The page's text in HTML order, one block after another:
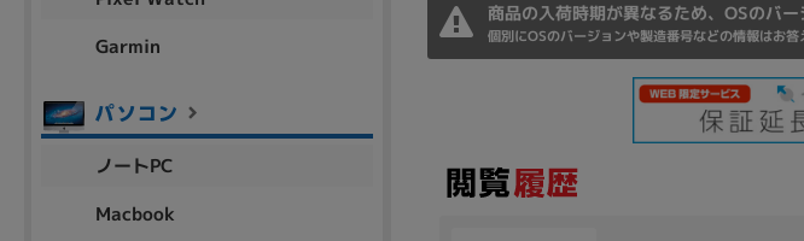
商品の入荷時期が異なるため、OSのバ
個別にOSのバージョンや製造番号などの情報はお答
Garmin
ノートPC
Macbook
メモリ
容量
~
モニタ